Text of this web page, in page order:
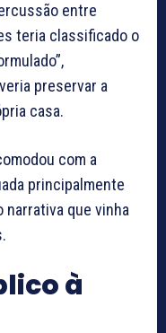
entre
teria classificado o
preservar a
casa.
com a
principalmente
narrativa que vinha
à